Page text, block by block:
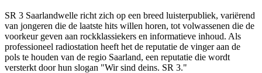
SR 3 Saarlandwelle richt zich op een breed luisterpubliek, variërend
van jongeren die de laatste hits willen horen, tot volwassenen die de
voorkeur geven aan rockklassiekers en informatieve inhoud. Als
professioneel radiostation heeft het de reputatie de vinger aan de
pols te houden van de regio Saarland, een reputatie die wordt
versterkt door hun slogan "Wir sind deins. SR 3."